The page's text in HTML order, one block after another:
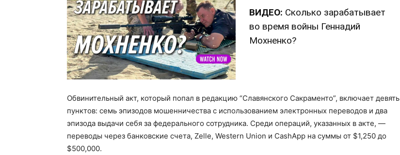
ВИДЕО: Сколько зарабатывает
во время войны Геннадий
Мохненко?
Обвинительный акт, который попал в редакцию “Славянского Сакраменто”, включает девять
пунктов: семь эпизодов мошенничества с использованием электронных переводов и два
эпизода выдачи себя за федерального сотрудника. Среди операций, указанных в акте, —
переводы через банковские счета, Zelle, Western Union и CashApp на суммы от $1,250 до
$500,000.